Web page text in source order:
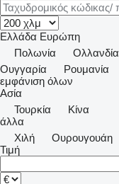
Ελλάδα Ευρώπη
Πολωνία
Ολλανδία
Ουγγαρία
Ρουμανία
εμφάνιση όλων
Ασία
Τουρκία
Κίνα
άλλα
Χιλή
Ουρουγουάη
Τιμή